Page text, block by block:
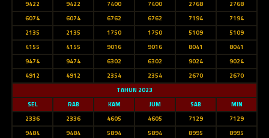
9422
9422 7400 7400 2768
2768
6074
6074 6762 6762 7194
7194
2135
2135 1750 1750 5109
5109
4155
4155 9016 9016 8041
8041
9474
9474 6302 6302 9024
9024
4912
4912 2354 2354 2670
2670
TAHUN 2023
SEL
RAB KAM JUM SAB
MIN
2336
2336 4605 4605 7129
7129
9484
9484 5894 5894 8995
8995